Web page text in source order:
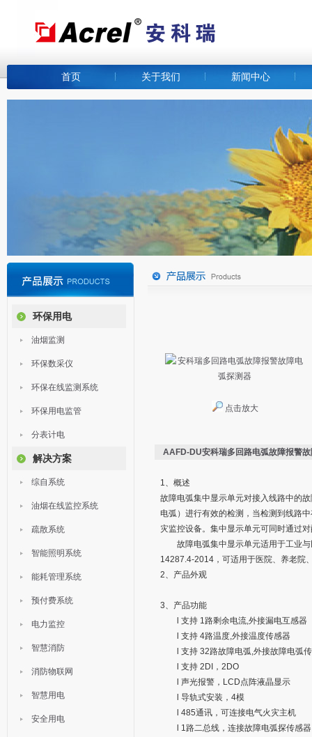
首页 关于我们 新闻中心
环保用电
油烟监测
环保数采仪
环保在线监测系统
环保用电监管
分表计电
解决方案
综自系统
油烟在线监控系统
疏散系统
智能照明系统
能耗管理系统
预付费系统
电力监控
智慧消防
消防物联网
智慧用电
安全用电
点击放大
AAFD-DU安科瑞多回路电弧故障报警
1、概述
故障电弧集中显示单元对接入线路中的
电弧）进行有效的检测，当检测到线路
灾监控设备。集中显示单元可同时通过
故障电弧集中显示单元适用于工业与
14287.4-2014，可适用于医院、养老院
2、产品外观
3、产品功能
l 支持 1路剩余电流,外接漏电互感器
l 支持 4路温度,外接温度传感器
l 支持 32路故障电弧,外接故障电弧
l 支持 2DI，2DO
l 声光报警，LCD点阵液晶显示
l 导轨式安装，4模
l 485通讯，可连接电气火灾主机
l 1路二总线，连接故障电弧探传感器